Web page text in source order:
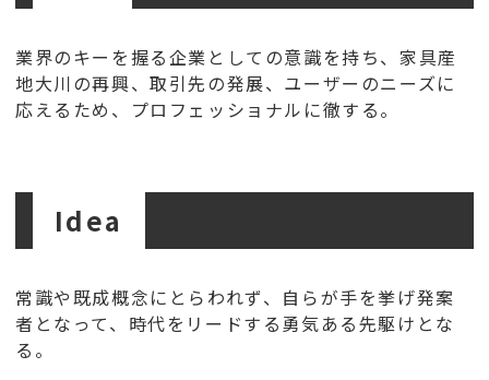
業界のキーを握る企業としての意識を持ち、家具産
地大川の再興、取引先の発展、ユーザーのニーズに
応えるため、プロフェッショナルに徹する。
Idea
常識や既成概念にとらわれず、自らが手を挙げ発案
者となって、時代をリードする勇気ある先駆けとな
る。